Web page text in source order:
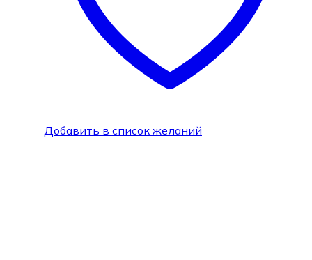
Добавить в список желаний